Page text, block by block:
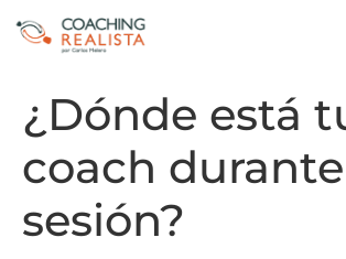
¿Dónde está
coach
sesión?